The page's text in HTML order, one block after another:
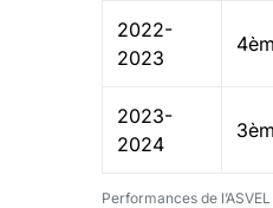
Performances de
2022-
2023
2023-
2024